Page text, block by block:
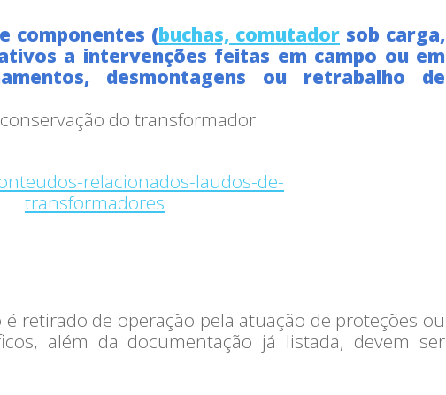
componentes (buchas, comutador sob carga,
a intervenções feitas em campo ou em
desmontagens ou retrabalho de
do transformador.
retirado de operação pela atuação de proteções ou
além da documentação já listada, devem ser